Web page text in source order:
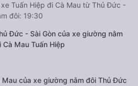
Tuấn Hiệp đi Cà Mau từ Thủ Đức -
đôi: 19:30
Đức - Sài Gòn của xe giường nằm
Mau Tuấn Hiệp
của xe giường nằm đôi Thủ Đức